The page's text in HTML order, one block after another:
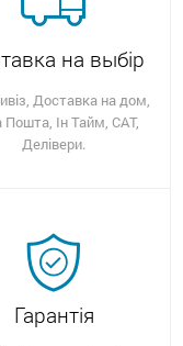
на выбір
Доставка на дом,
Пошта, Ін Тайм, САТ,
Делівери.
Гарантія